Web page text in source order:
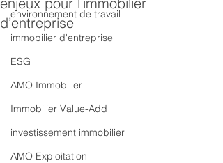
environnement de travail
immobilier d'entreprise
ESG
AMO Immobilier
Immobilier Value-Add
investissement immobilier
AMO Exploitation
d’entreprise